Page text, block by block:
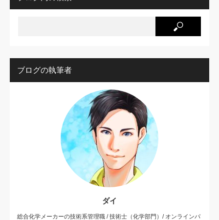
ブログの執筆者
ダイ
総合化学メーカーの技術系管理職 / 技術士（化学部門）/ オンラインパ